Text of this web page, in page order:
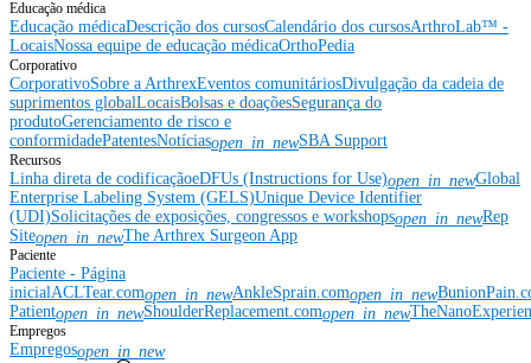
Educação médica
Educação médicaDescrição dos cursosCalendário dos cursosArthroLab™ -
LocaisNossa equipe de educação médicaOrthoPedia
Corporativo
CorporativoSobre a ArthrexEventos comunitáriosDivulgação da cadeia de
suprimentos globalLocaisBolsas e doaçõesSegurança do
produtoGerenciamento de risco e
conformidadePatentesNotíciasopen_in_newSBA Support
Recursos
Linha direta de codificaçãoeDFUs (Instructions for Use)open_in_newGlobal
Enterprise Labeling System (GELS)Unique Device Identifier
(UDI)Solicitações de exposições, congressos e workshopsopen_in_newRep
Siteopen_in_newThe Arthrex Surgeon App
Paciente
Paciente - Página
inicialACLTear.comopen_in_newAnkleSprain.comopen_in_new
Patientopen_in_newShoulderReplacement.comopen_in_new
Empregos
Empregosopen_in_new